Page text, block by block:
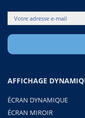
AFFICHAGE
ÉCRAN DYNAMIQUE
ÉCRAN MIROIR